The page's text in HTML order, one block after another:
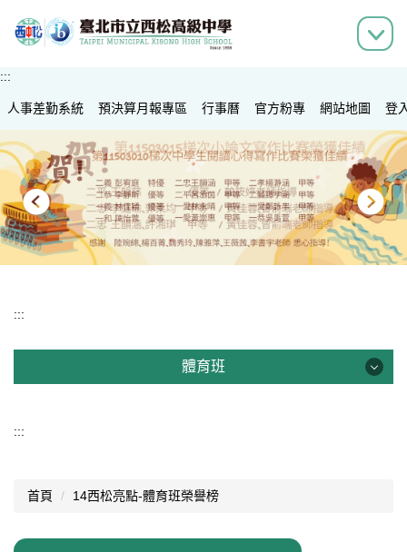
到
容
區
:::
人事差勤系統 預決算月報專區 行事曆 官方粉專 網站地圖 登
:::
體育班
國中部體優生招生
高中部特色招生
:::
首頁 14西松亮點-體育班榮譽榜